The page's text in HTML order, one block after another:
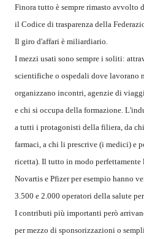
Finora tutto è sempre rimasto avvolto
il Codice di trasparenza della
Il giro d'affari è miliardiario.
I mezzi usati sono sempre i soliti:
scientifiche o ospedali dove lavorano
organizzano incontri, agenzie di
e chi si occupa della formazione.
a tutti i protagonisti della filiera, da
farmaci, a chi li prescrive (i medici) e
ricetta). Il tutto in modo perfettamente
Novartis e Pfizer per esempio hanno
3.500 e 2.000 operatori della salute
I contributi più importanti però
per mezzo di sponsorizzazioni o